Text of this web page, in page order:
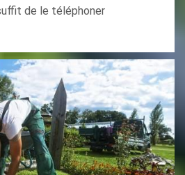
de le téléphoner